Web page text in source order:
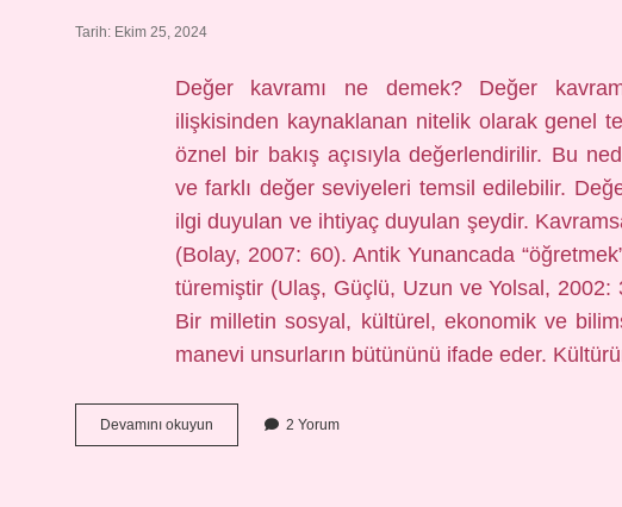
Tarih: Ekim 25, 2024
Değer kavramı ne demek? Değer
ilişkisinden kaynaklanan nitelik olarak genel
öznel bir bakış açısıyla değerlendirilir. Bu
ve farklı değer seviyeleri temsil edilebilir.
ilgi duyulan ve ihtiyaç duyulan şeydir.
(Bolay, 2007: 60). Antik Yunancada
türemiştir (Ulaş, Güçlü, Uzun ve Yolsal,
Bir milletin sosyal, kültürel, ekonomik ve
manevi unsurların bütününü ifade eder.
Devamını okuyun
Kavramının
2 Yorum